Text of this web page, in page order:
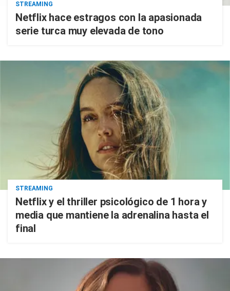
STREAMING
Netflix hace estragos con la apasionada
serie turca muy elevada de tono
STREAMING
Netflix y el thriller psicológico de 1 hora y
media que mantiene la adrenalina hasta el
final